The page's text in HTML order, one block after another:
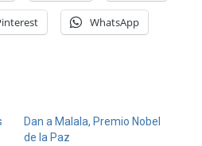
WhatsApp
Dan a Malala, Premio Nobel
de la Paz